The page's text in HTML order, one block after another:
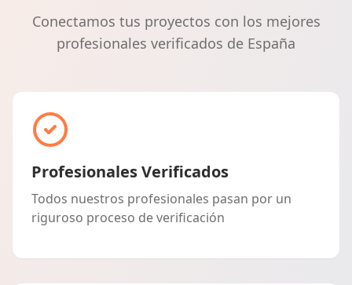
Conectamos tus proyectos con los mejores
profesionales verificados de España
Profesionales Verificados
Todos nuestros profesionales pasan por un
riguroso proceso de verificación